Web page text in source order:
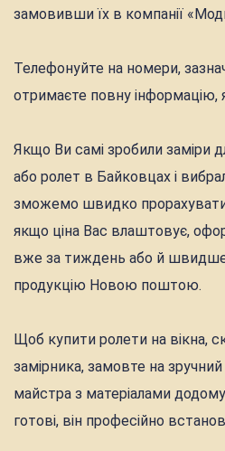
замовивши їх в компанії
Телефонуйте на номери,
отримаєте повну інформацію,
Якщо Ви самі зробили заміри
або ролет в Байковцах і
зможемо швидко прорахувати
якщо ціна Вас влаштовує,
вже за тиждень або й
продукцію Новою поштою.
Щоб купити ролети на вікна,
замірника, замовте на
майстра з матеріалами
готові, він професійно